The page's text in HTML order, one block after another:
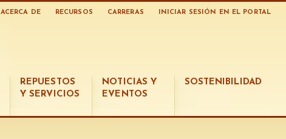
ACERCA DE RECURSOS CARRERAS INICIAR SESIÓN EN EL PORTAL
REPUESTOS
Y SERVICIOS
NOTICIAS Y
EVENTOS
SOSTENIBILIDAD